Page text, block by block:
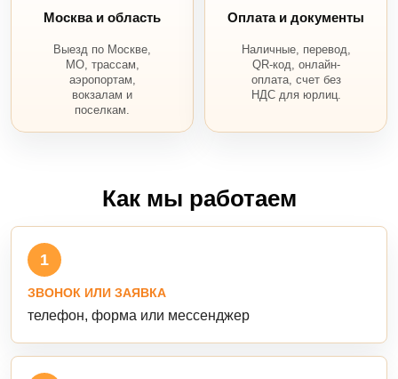
Москва и область
Выезд по Москве,
МО, трассам,
аэропортам,
вокзалам и
поселкам.
Оплата и документы
Наличные, перевод,
QR-код, онлайн-
оплата, счет без
НДС для юрлиц.
Как мы работаем
1
ЗВОНОК ИЛИ ЗАЯВКА
телефон, форма или мессенджер